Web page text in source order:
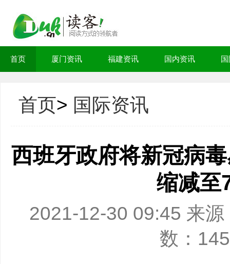
首页 厦门资讯 福建资讯 国内资讯
首页> 国际资讯
西班牙政府将新冠病
缩减至
2021-12-30 09:45 来
数：